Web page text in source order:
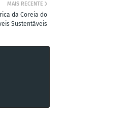
MAIS RECENTE
da Coreia do
Sustentáveis